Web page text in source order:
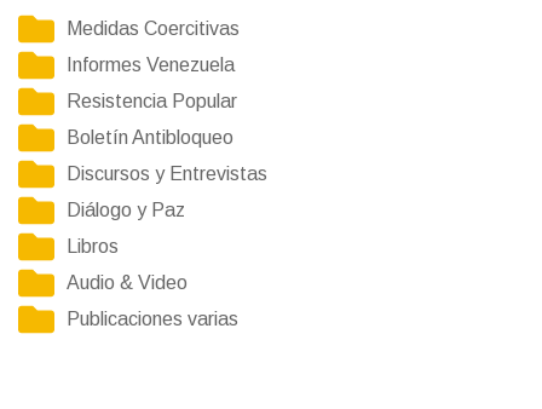
Medidas Coercitivas
Informes Venezuela
Resistencia Popular
Boletín Antibloqueo
Discursos y Entrevistas
Diálogo y Paz
Libros
Audio & Video
Publicaciones varias